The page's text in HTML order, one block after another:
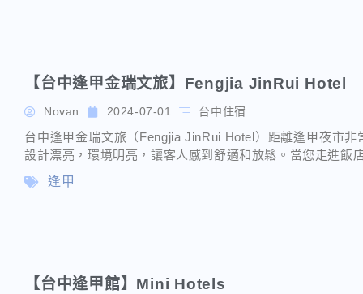
【台中逢甲金瑞文旅】Fengjia JinRui Hotel
Novan 2024-07-01 台中住宿
台中逢甲金瑞文旅（Fengjia JinRui Hotel）距離逢甲夜市
設計漂亮，環境明亮，讓客人感到舒適和放鬆。當您走進飯
逢甲
【台中逄甲館】Mini Hotels